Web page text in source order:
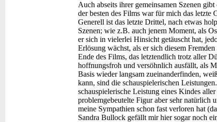
Auch abseits ihrer gemeinsamen Szenen
der besten des Films war für mich das letzte
Generell ist das letzte Drittel, nach etwas
Szenen; wie z.B. auch jenem Moment, als
er sich in vielerlei Hinsicht getäuscht hat,
Erlösung wächst, als er sich diesem
Ende des Films, das letztendlich trotz aller
hoffnungsfroh und versöhnlich ausfällt, als
Basis wieder langsam zueinanderfinden,
kann, sind die schauspielerischen
schauspielerische Leistung eines Kindes
problemgebeutelte Figur aber sehr natürlich
meine Sympathien schon fast verloren hat
Sandra Bullock gefällt mir hier sogar noch